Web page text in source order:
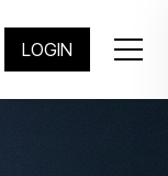
LOGIN